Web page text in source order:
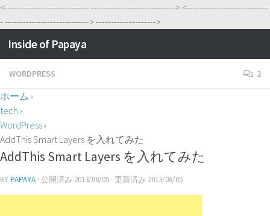
<---------------------------- ----------------------------> <---------------------------
- ---------------------------->-------------------->
Inside of Papaya
WORDPRESS 2
ホーム ›
tech ›
WordPress›
AddThis Smart Layers を入れてみた
AddThis Smart Layers を入れてみた
BYPAPAYA · 公開済み 2013/08/05 · 更新済み 2013/08/05